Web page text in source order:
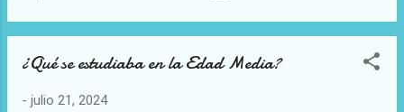
respecto de la nueva institución. Aparecen en Italia
escuelas anteriores, las monásticas y las catedralicias, con
pedagogia escolástica. .
¿Qué se estudiaba en la Edad Media?
- julio 21, 2024